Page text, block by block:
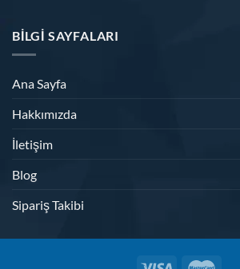
BILGI SAYFALARI
Ana Sayfa
Hakkımızda
İletişim
Blog
Sipariş Takibi